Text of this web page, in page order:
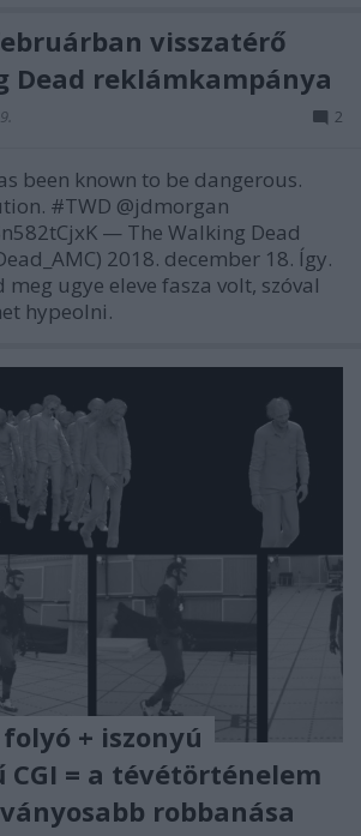
visszatérő
Dead reklámkampánya
2
been known to be dangerous.
#TWD @jdmorgan
— The Walking Dead
2018. december 18. Így.
meg ugye eleve fasza volt, szóval
hypeolni.
+ iszonyú
CGI = a tévétörténelem
robbanása